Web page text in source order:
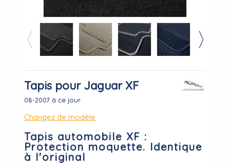
Tapis pour Jaguar XF
08-2007 à ce jour
Changez de modèle
Tapis automobile XF :
Protection moquette. Identique
à l'original